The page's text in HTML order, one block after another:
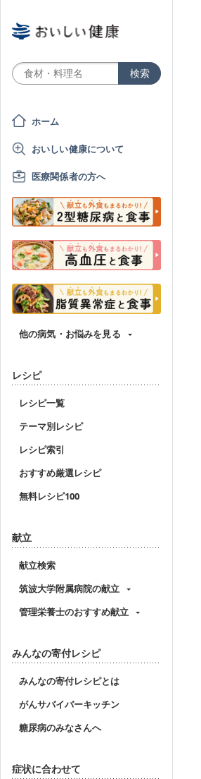
ホーム
おいしい健康について
医療関係者の方へ
他の病気・お悩みを見る
レシピ
レシピ一覧
テーマ別レシピ
レシピ索引
おすすめ厳選レシピ
無料レシピ100
献立
献立検索
筑波大学附属病院の献立
管理栄養士のおすすめ献立
みんなの寄付レシピ
みんなの寄付レシピとは
がんサバイバーキッチン
糖尿病のみなさんへ
症状に合わせて